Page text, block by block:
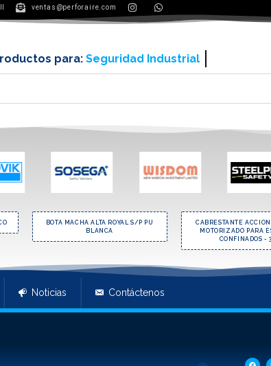
ventas@perforaire.com
para: Minería y contrucción
BOTA MACHA ALTA ROYAL S/P PU
BLANCA
CABRESTANTE
MOTORIZADO PARA
CONFINADOS -
Noticias Contáctenos